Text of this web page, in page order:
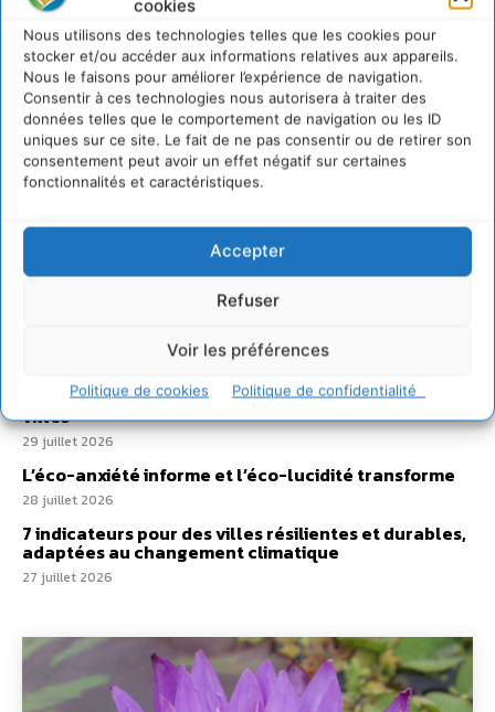
cookies
Nous utilisons des technologies telles que les cookies pour
stocker et/ou accéder aux informations relatives aux appareils.
Nous le faisons pour améliorer l’expérience de navigation.
Consentir à ces technologies nous autorisera à traiter des
données telles que le comportement de navigation ou les ID
uniques sur ce site. Le fait de ne pas consentir ou de retirer son
consentement peut avoir un effet négatif sur certaines
fonctionnalités et caractéristiques.
Accepter
Refuser
Voir les préférences
Politique de cookies Politique de confidentialité
Sur Cdurable
Comment le sol français a perdu sa mémoire
hydrique et déréglé tout le territoire (2020-2026)
2 août 2026
Développer notre attention aux espèces vivantes
Un kit citoyen pour lever les freins au
développement des forêts comestibles dans nos
villes
29 juillet 2026
L’éco-anxiété informe et l’éco-lucidité transforme
28 juillet 2026
7 indicateurs pour des villes résilientes et durables,
adaptées au changement climatique
27 juillet 2026